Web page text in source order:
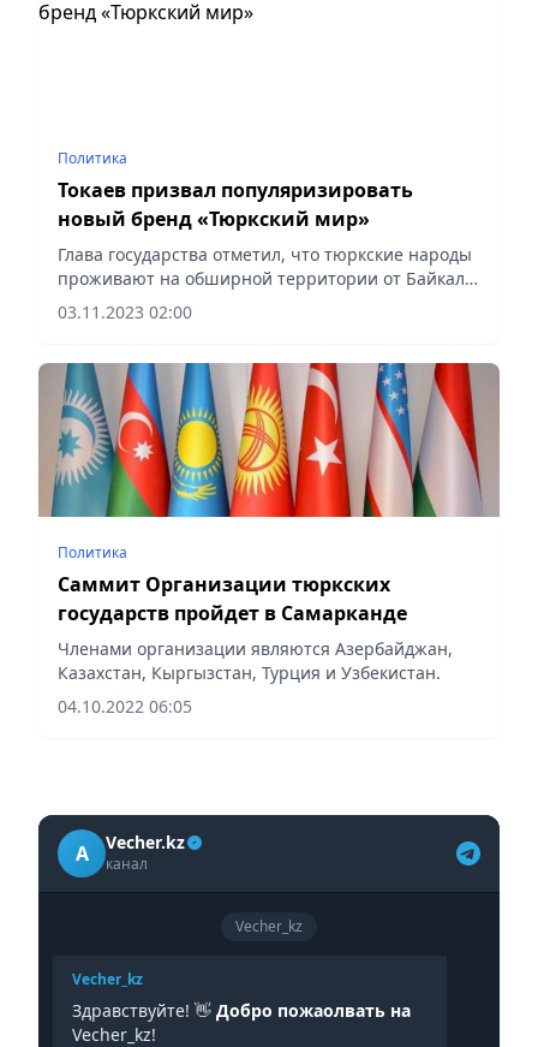
Политика
Токаев призвал популяризировать
новый бренд «Тюркский мир»
Глава государства отметил, что тюркские народы
проживают на обширной территории от Байкала
до Балканского полуострова. Всем известно, что
тюркская цивилизация берет свое начало в
03.11.2023 02:00
Политика
Саммит Организации тюркских
государств пройдет в Самарканде
Членами организации являются Азербайджан,
Казахстан, Кыргызстан, Турция и Узбекистан.
04.10.2022 06:05
A Vecher.kz
канал
Vecher_kz
Vecher_kz
Здравствуйте! 👋 Добро пожаолвать на
Vecher_kz!